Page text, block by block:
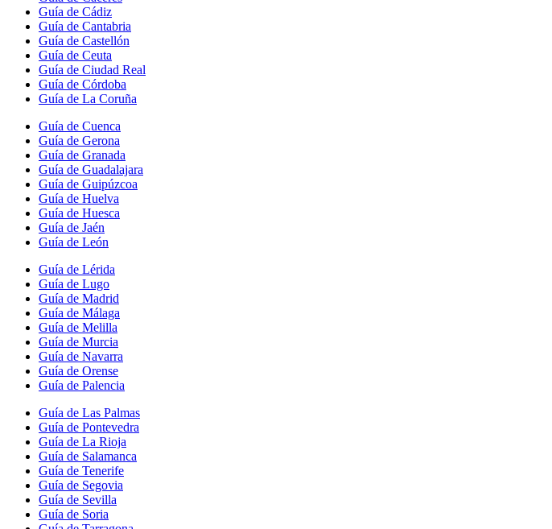
Guía de Cádiz
Guía de Cantabria
Guía de Castellón
Guía de Ceuta
Guía de Ciudad Real
Guía de Córdoba
Guía de La Coruña
Guía de Cuenca
Guía de Gerona
Guía de Granada
Guía de Guadalajara
Guía de Guipúzcoa
Guía de Huelva
Guía de Huesca
Guía de Jaén
Guía de León
Guía de Lérida
Guía de Lugo
Guía de Madrid
Guía de Málaga
Guía de Melilla
Guía de Murcia
Guía de Navarra
Guía de Orense
Guía de Palencia
Guía de Las Palmas
Guía de Pontevedra
Guía de La Rioja
Guía de Salamanca
Guía de Tenerife
Guía de Segovia
Guía de Sevilla
Guía de Soria